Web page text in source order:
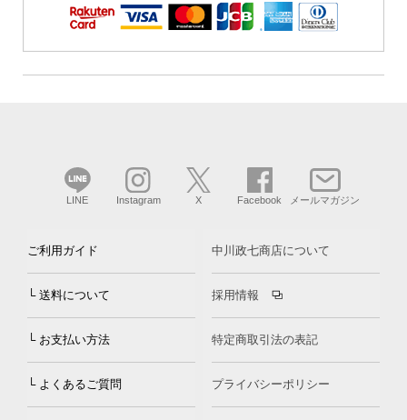
LINE Instagram X Facebook メールマガジン
ご利用ガイド
└ 送料について
└ お支払い方法
└ よくあるご質問
中川政七商店について
採用情報
特定商取引法の表記
プライバシーポリシー